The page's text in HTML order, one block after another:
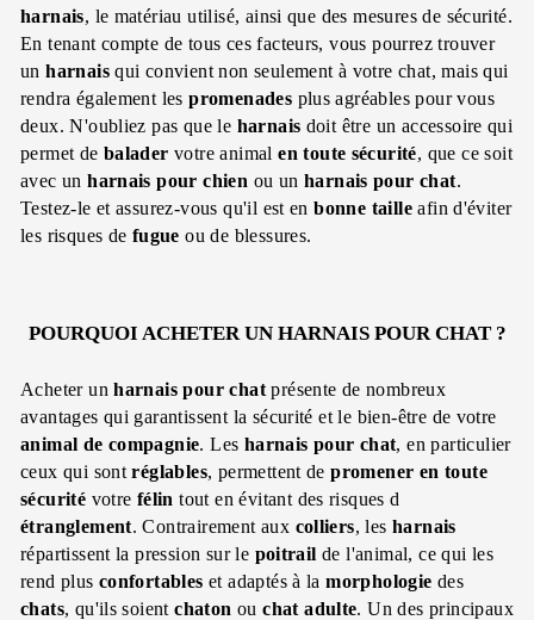
harnais, le matériau utilisé, ainsi que des mesures de sécurité.
En tenant compte de tous ces facteurs, vous pourrez trouver
unharnaisqui convient non seulement à votre chat, mais qui
rendra également lespromenades plus agréables pour vous
deux. N'oubliez pas que le harnais doit être un accessoire qui
permet de balader votre animalen toute sécurité, que ce soit
avec unharnais pour chien ou un harnais pour chat.
Testez-le et assurez-vous qu'il est enbonne tailleafin d'éviter
les risques de fugue ou de blessures.
POURQUOI ACHETER UN HARNAIS POUR CHAT ?
Acheter unharnais pour chatprésente de nombreux
avantages qui garantissent la sécurité et le bien-être de votre
animal de compagnie. Les harnais pour chat, en particulier
ceux qui sontréglables, permettent depromener en toute
sécurité votre félin tout en évitant des risques d
étranglement. Contrairement aux colliers, lesharnais
répartissent la pression sur le poitrail de l'animal, ce qui les
rend plus confortables et adaptés à lamorphologie des
chats, qu'ils soientchaton ouchat adulte. Un des principaux